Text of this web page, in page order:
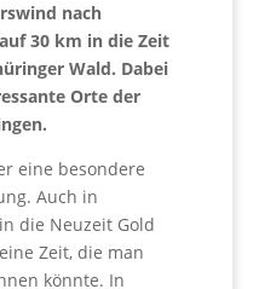
nach
30 km in die Zeit
Wald. Dabei
Orte der
eine besondere
Auch in
die Neuzeit Gold
Zeit, die man
könnte. In